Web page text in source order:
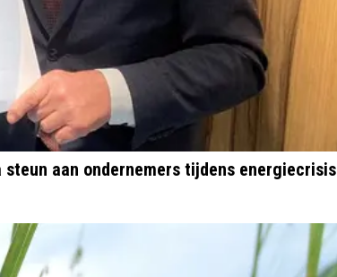
aan ondernemers tijdens energiecrisis